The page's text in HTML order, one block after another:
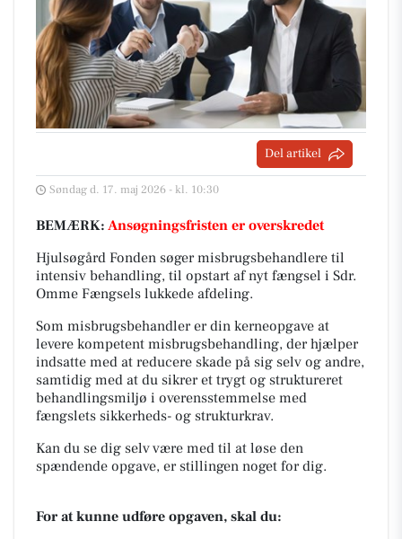
Del artikel
Søndag d. 17. maj 2026 - kl. 10:30
BEMÆRK: Ansøgningsfristen er overskredet
Hjulsøgård Fonden søger misbrugsbehandlere til
intensiv behandling, til opstart af nyt fængsel i Sdr.
Omme Fængsels lukkede afdeling.
Som misbrugsbehandler er din kerneopgave at
levere kompetent misbrugsbehandling, der hjælper
indsatte med at reducere skade på sig selv og andre,
samtidig med at du sikrer et trygt og struktureret
behandlingsmiljø i overensstemmelse med
fængslets sikkerheds- og strukturkrav.
Kan du se dig selv være med til at løse den
spændende opgave, er stillingen noget for dig.
For at kunne udføre opgaven, skal du: